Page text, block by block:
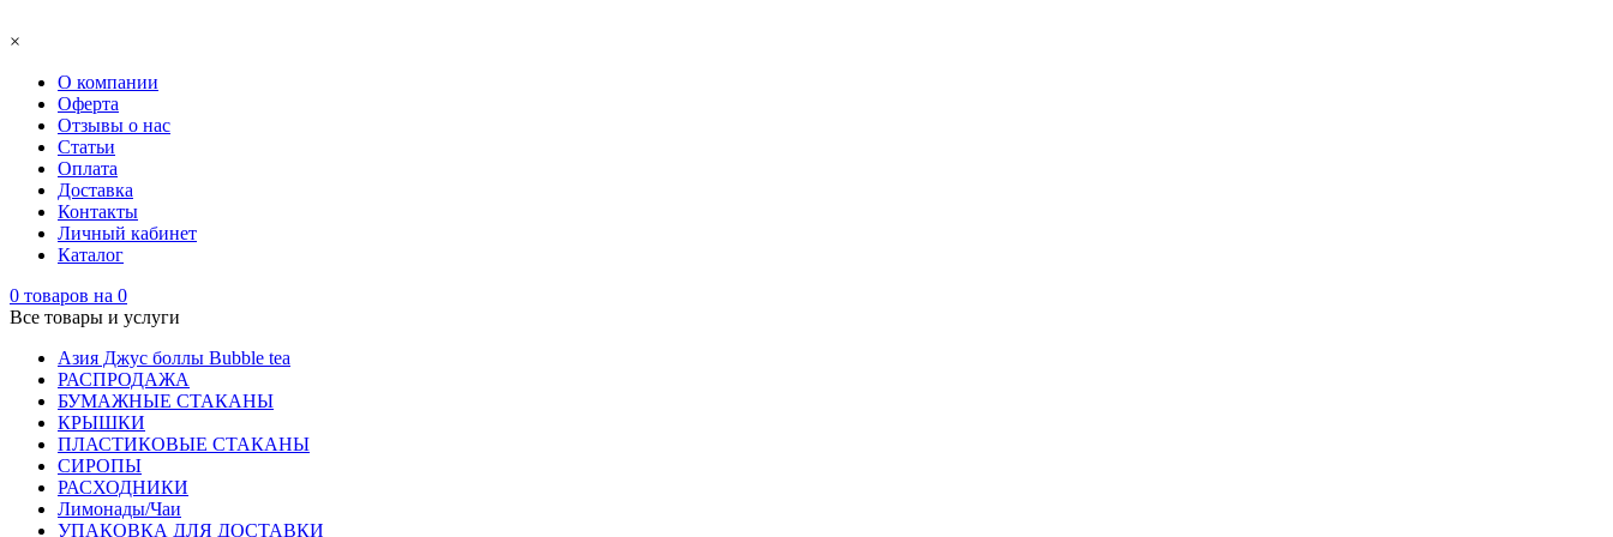
×
О компании
Оферта
Отзывы о нас
Статьи
Оплата
Доставка
Контакты
Личный кабинет
Каталог
0 товаров на 0
Все товары и услуги
Азия Джус боллы Bubble tea
РАСПРОДАЖА
БУМАЖНЫЕ СТАКАНЫ
КРЫШКИ
ПЛАСТИКОВЫЕ СТАКАНЫ
СИРОПЫ
РАСХОДНИКИ
Лимонады/Чаи
УПАКОВКА ДЛЯ ДОСТАВКИ